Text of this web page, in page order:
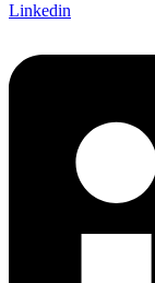
Linkedin